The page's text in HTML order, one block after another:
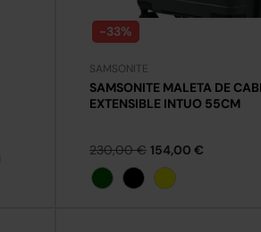
-33%
SAMSONITE
SAMSONITE MALETA DE
EXTENSIBLE INTUO 55CM
230,00 € 154,00 €